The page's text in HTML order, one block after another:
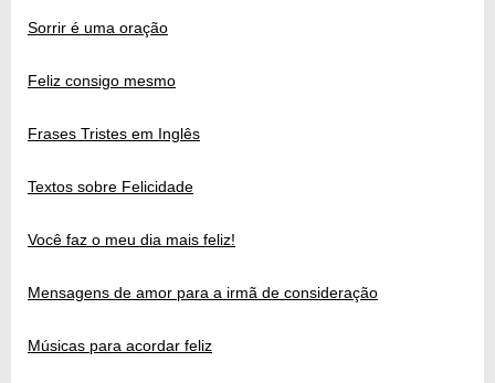
Sorrir é uma oração
Feliz consigo mesmo
Frases Tristes em Inglês
Textos sobre Felicidade
Você faz o meu dia mais feliz!
Mensagens de amor para a irmã de consideração
Músicas para acordar feliz